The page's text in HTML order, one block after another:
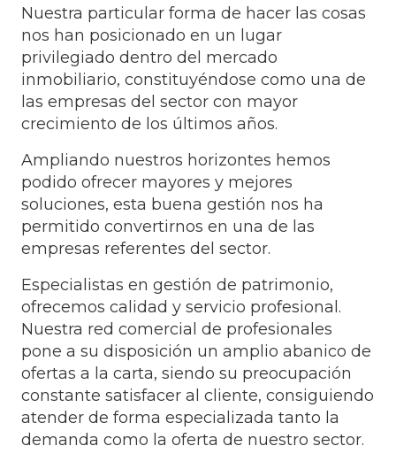
Nuestra particular forma de hacer las cosas
nos han posicionado en un lugar
privilegiado dentro del mercado
inmobiliario, constituyéndose como una de
las empresas del sector con mayor
crecimiento de los últimos años.
Ampliando nuestros horizontes hemos
podido ofrecer mayores y mejores
soluciones, esta buena gestión nos ha
permitido convertirnos en una de las
empresas referentes del sector.
Especialistas en gestión de patrimonio,
ofrecemos calidad y servicio profesional.
Nuestra red comercial de profesionales
pone a su disposición un amplio abanico de
ofertas a la carta, siendo su preocupación
constante satisfacer al cliente, consiguiendo
atender de forma especializada tanto la
demanda como la oferta de nuestro sector.